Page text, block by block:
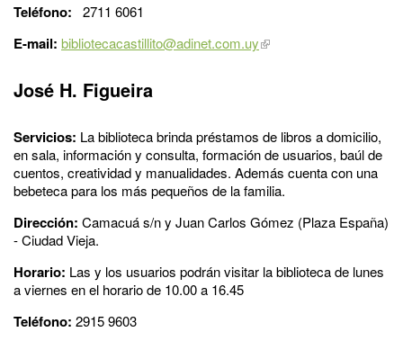
Teléfono: 2711 6061
E-mail: bibliotecacastillito@adinet.com.uy
José H. Figueira
Servicios: La biblioteca brinda préstamos de libros a domicilio,
en sala, información y consulta, formación de usuarios, baúl de
cuentos, creatividad y manualidades. Además cuenta con una
bebeteca para los más pequeños de la familia.
Dirección: Camacuá s/n y Juan Carlos Gómez (Plaza España)
- Ciudad Vieja.
Horario: Las y los usuarios podrán visitar la biblioteca de lunes
a viernes en el horario de 10.00 a 16.45
Teléfono: 2915 9603